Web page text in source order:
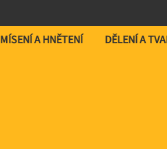
MÍSENÍ A HNĚTENÍ DĚLENÍ A